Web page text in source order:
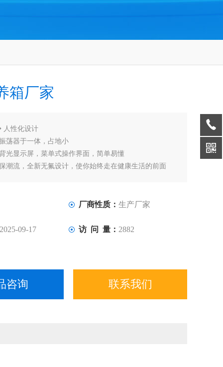
箱厂家
性化设计
荡器于一体，占地小
光显示屏，菜单式操作界面，简单易懂
潮流，全新无氟设计，使你始终走在健康生活的前面
厂商性质： 生产厂家
2025-09-17 访 问 量： 2882
咨询 联系我们